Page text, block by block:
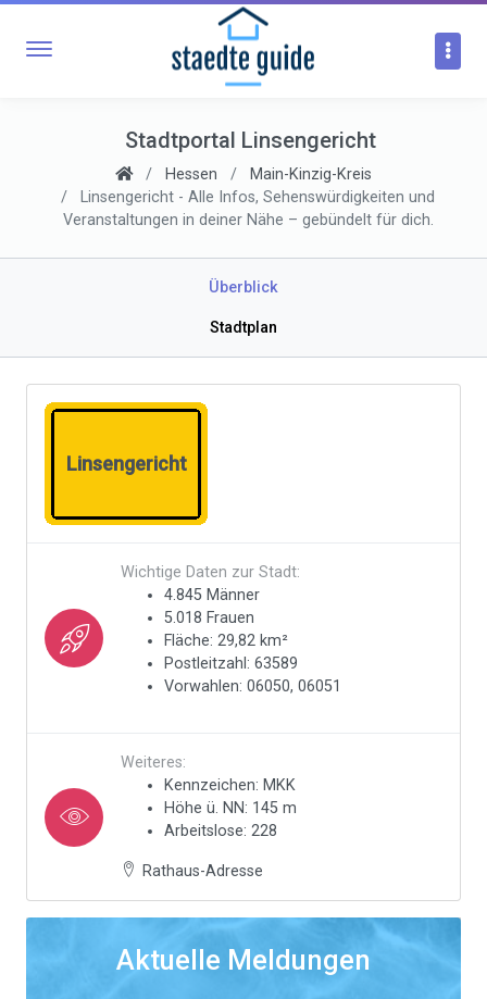
Stadtportal Linsengericht
Hessen
Main-Kinzig-Kreis
Linsengericht - Alle Infos, Sehenswürdigkeiten und
Veranstaltungen in deiner Nähe – gebündelt für dich.
Überblick
Stadtplan
Linsengericht
Wichtige Daten zur Stadt:
4.845 Männer
5.018 Frauen
Fläche: 29,82 km²
Postleitzahl: 63589
Vorwahlen: 06050, 06051
Weiteres:
Kennzeichen: MKK
Höhe ü. NN: 145 m
Arbeitslose: 228
Rathaus-Adresse
Aktuelle Meldungen